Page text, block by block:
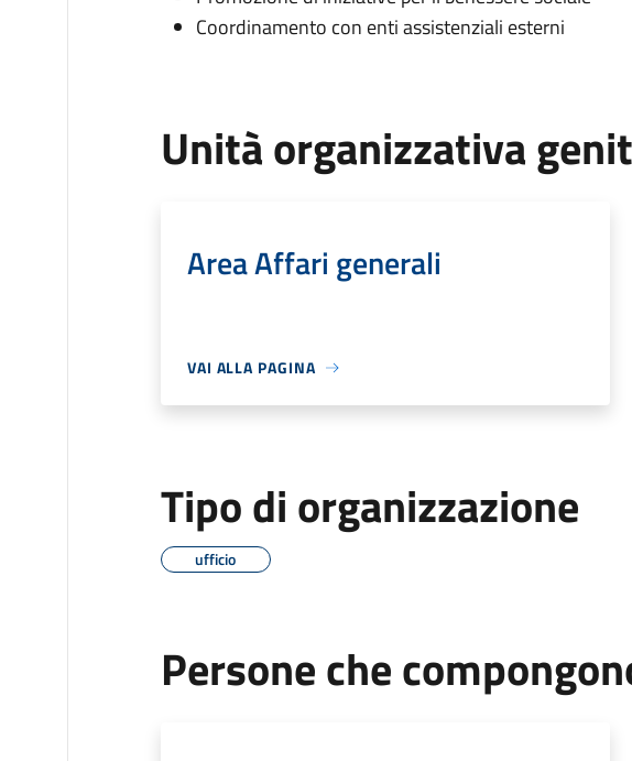
Coordinamento con enti assistenziali esterni
Unità organizzativa
Area Affari generali
VAI ALLA PAGINA
Tipo di organizzazione
ufficio
Persone che